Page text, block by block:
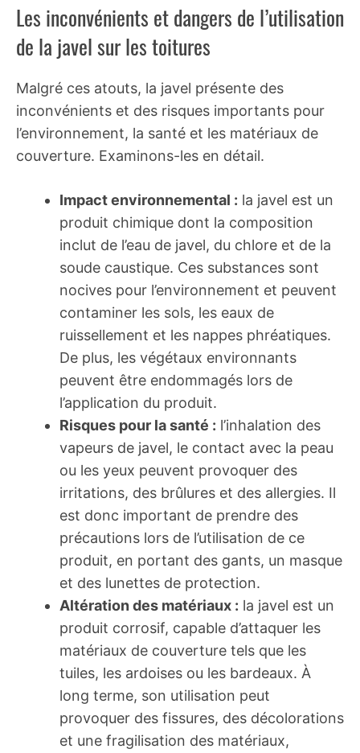
Les inconvénients et dangers de l’utilisation
de la javel sur les toitures
Malgré ces atouts, la javel présente des
inconvénients et des risques importants pour
l’environnement, la santé et les matériaux de
couverture. Examinons-les en détail.
Impact environnemental : la javel est un
produit chimique dont la composition
inclut de l’eau de javel, du chlore et de la
soude caustique. Ces substances sont
nocives pour l’environnement et peuvent
contaminer les sols, les eaux de
ruissellement et les nappes phréatiques.
De plus, les végétaux environnants
peuvent être endommagés lors de
l’application du produit.
Risques pour la santé : l’inhalation des
vapeurs de javel, le contact avec la peau
ou les yeux peuvent provoquer des
irritations, des brûlures et des allergies. Il
est donc important de prendre des
précautions lors de l’utilisation de ce
produit, en portant des gants, un masque
et des lunettes de protection.
Altération des matériaux : la javel est un
produit corrosif, capable d’attaquer les
matériaux de couverture tels que les
tuiles, les ardoises ou les bardeaux. À
long terme, son utilisation peut
provoquer des fissures, des décolorations
et une fragilisation des matériaux,